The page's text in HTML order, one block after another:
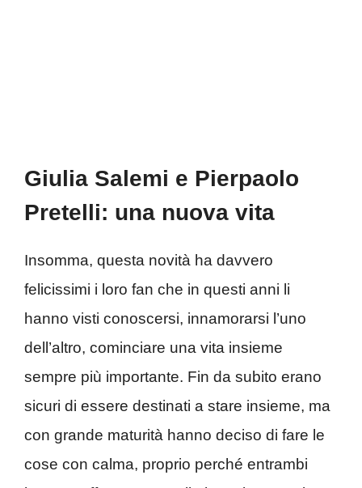
Giulia Salemi e Pierpaolo
Pretelli: una nuova vita
Insomma, questa novità ha davvero
felicissimi i loro fan che in questi anni li
hanno visti conoscersi, innamorarsi l’uno
dell’altro, cominciare una vita insieme
sempre più importante. Fin da subito erano
sicuri di essere destinati a stare insieme, ma
con grande maturità hanno deciso di fare le
cose con calma, proprio perché entrambi